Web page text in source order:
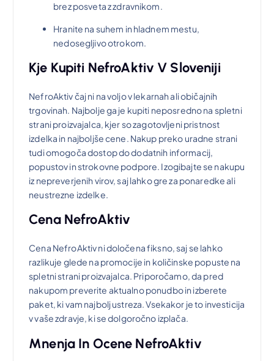
brez posveta z zdravnikom.
Hranite na suhem in hladnem mestu,
nedosegljivo otrokom.
Kje Kupiti NefroAktiv V Sloveniji
NefroAktiv čaj ni na voljo v lekarnah ali običajnih
trgovinah. Najbolje ga je kupiti neposredno na spletni
strani proizvajalca, kjer so zagotovljeni pristnost
izdelka in najboljše cene. Nakup preko uradne strani
tudi omogoča dostop do dodatnih informacij,
popustov in strokovne podpore. Izogibajte se nakupu
iz nepreverjenih virov, saj lahko gre za ponaredke ali
neustrezne izdelke.
Cena NefroAktiv
Cena NefroAktiv ni določena fiksno, saj se lahko
razlikuje glede na promocije in količinske popuste na
spletni strani proizvajalca. Priporočamo, da pred
nakupom preverite aktualno ponudbo in izberete
paket, ki vam najbolj ustreza. Vsekakor je to investicija
v vaše zdravje, ki se dolgoročno izplača.
Mnenja In Ocene NefroAktiv